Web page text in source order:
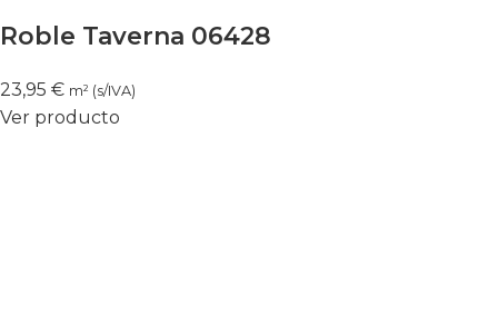
Roble Taverna 06428
23,95 € m² (s/IVA)
Ver producto